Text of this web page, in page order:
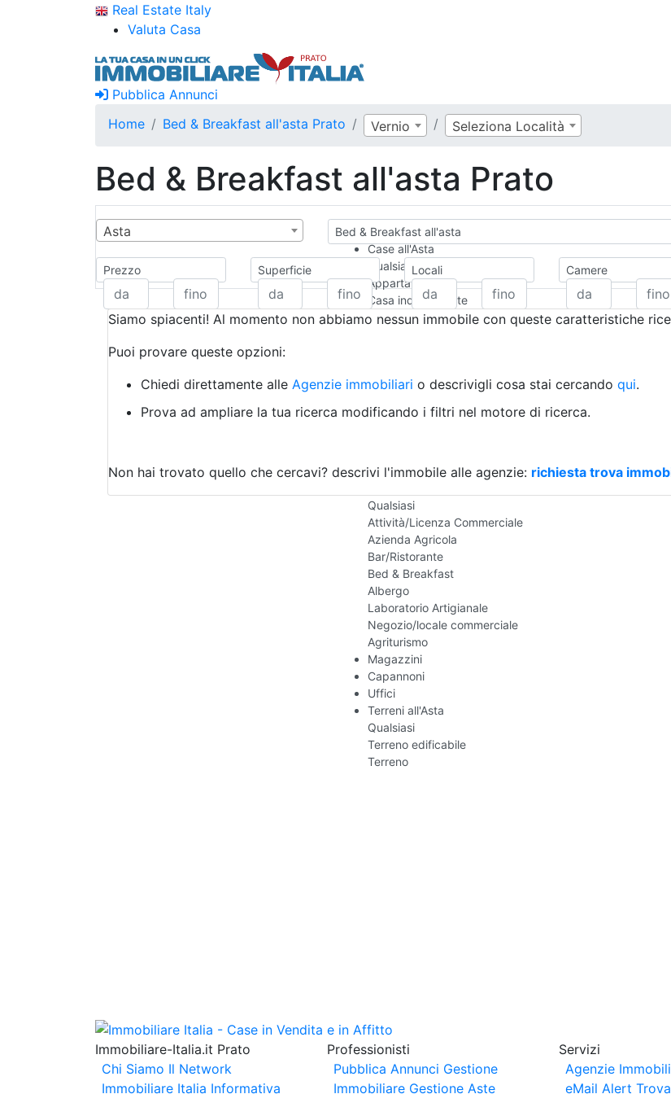
Real Estate Italy
Valuta Casa
Pubblica Annunci
Home
Bed & Breakfast all'asta Prato Vernio Seleziona Località
Bed & Breakfast all'asta Prato
Asta
Bed & Breakfast all'asta
Case all'Asta
Qualsiasi
Appartamento
Casa indipendente
Casa Semi-indipendente
Rustico/Casale
Camera d'Albergo
Box/Garage
Qualsiasi
Attività/Licenza Commerciale
Azienda Agricola
Bar/Ristorante
Bed & Breakfast
Albergo
Laboratorio Artigianale
Negozio/locale commerciale
Agriturismo
Magazzini
Capannoni
Uffici
Terreni all'Asta
Qualsiasi
Terreno edificabile
Terreno
Prezzo Superficie Locali Camere
Siamo spiacenti! Al momento non abbiamo nessun immobile con queste caratteristiche
Puoi provare queste opzioni:
Chiedi direttamente alle Agenzie immobiliari o descrivigli cosa stai cercando qui.
Prova ad ampliare la tua ricerca modificando i filtri nel motore di ricerca.
Non hai trovato quello che cercavi? descrivi l'immobile alle agenzie: richiesta trova
Immobiliare-Italia.it Prato
Chi Siamo Il Network
Immobiliare Italia Informativa
Professionisti
Pubblica Annunci Gestione
Immobiliare Gestione Aste
Servizi
Agenzie
eMail Alert